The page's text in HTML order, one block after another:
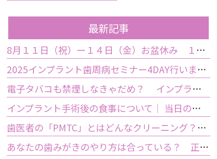
最新記事
8月１１日（祝）ー１４日（金）お盆休み １５日土曜日から診療しております
2025インプラント歯周病セミナー4DAY行いました
電子タバコも禁煙しなきゃだめ？ インプラント手術前後の喫煙が及ぼす影響とは？
インプラント手術後の食事について｜ 当日の注意点・いつから普通の食事ができる？
歯医者の「PMTC」とはどんなクリーニング？スケーリングとは何が違うの？
あなたの歯みがきのやり方は合っている？ 正しい歯みがき方法と間違った方法